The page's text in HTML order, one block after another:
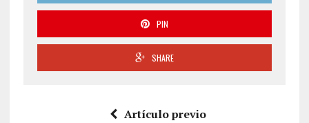
PIN
SHARE
Artículo previo